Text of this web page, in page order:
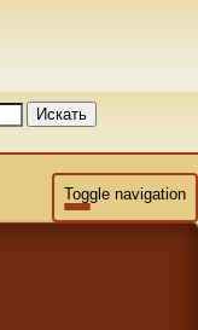
Искать
Toggle navigation